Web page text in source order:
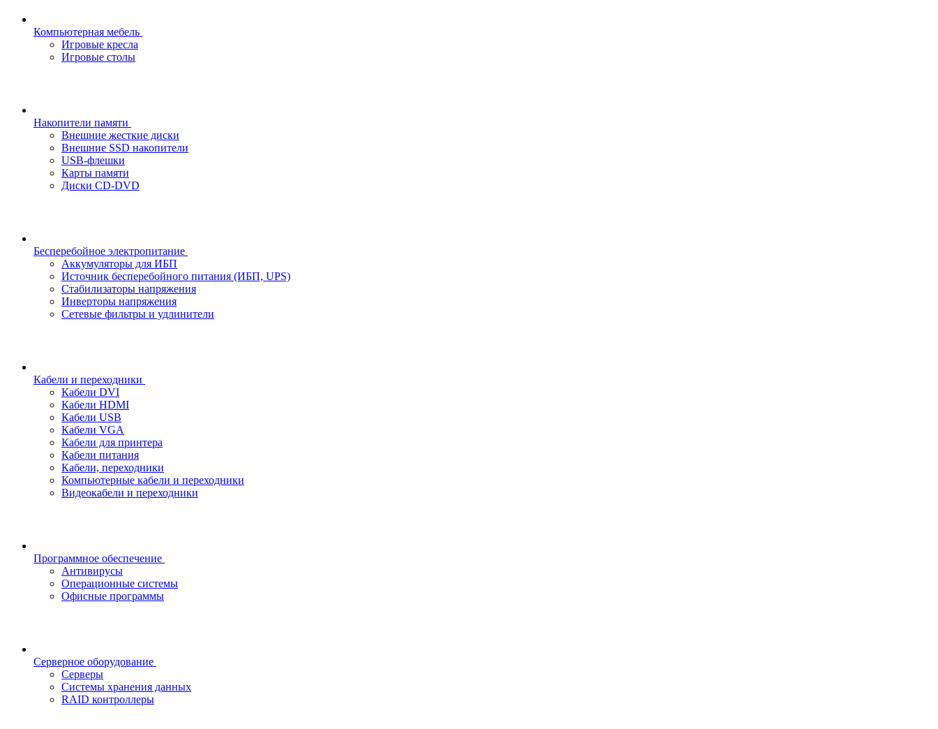
Компьютерная мебель
Игровые кресла
Игровые столы
Накопители памяти
Внешние жесткие диски
Внешние SSD накопители
USB-флешки
Карты памяти
Диски CD-DVD
Бесперебойное электропитание
Аккумуляторы для ИБП
Источник бесперебойного питания (ИБП, UPS)
Стабилизаторы напряжения
Инверторы напряжения
Сетевые фильтры и удлинители
Кабели и переходники
Кабели DVI
Кабели HDMI
Кабели USB
Кабели VGA
Кабели для принтера
Кабели питания
Кабели, переходники
Компьютерные кабели и переходники
Видеокабели и переходники
Программное обеспечение
Антивирусы
Операционные системы
Офисные программы
Серверное оборудование
Серверы
Системы хранения данных
RAID контроллеры